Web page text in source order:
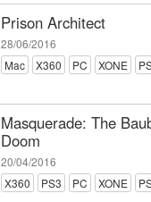
Prison Architect
28/06/2016
Mac
X360 PC XONE
Masquerade: The
Doom
20/04/2016
X360
PS3 PC XONE